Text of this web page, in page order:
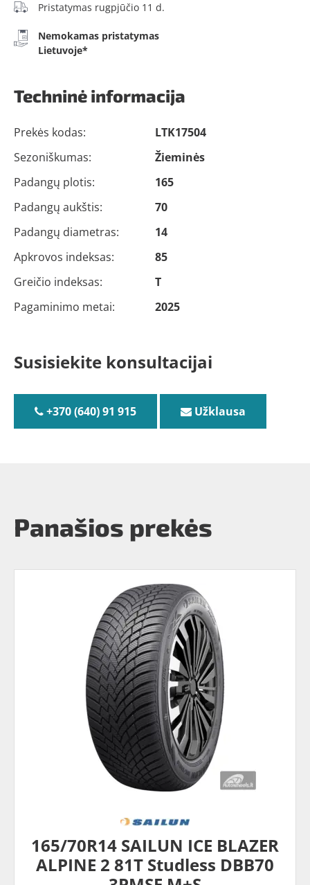
Pristatymas rugpjūčio 11 d.
Nemokamas pristatymas
Lietuvoje*
Techninė informacija
Prekės kodas:
LTK17504
Sezoniškumas:
Žieminės
Padangų plotis:
165
Padangų aukštis:
70
Padangų diametras:
14
Apkrovos indeksas:
85
Greičio indeksas:
T
Pagaminimo metai:
2025
Susisiekite konsultacijai
+370 (640) 91 915 Užklausa
Panašios prekės
165/70R14 SAILUN ICE BLAZER
ALPINE 2 81T Studless DBB70